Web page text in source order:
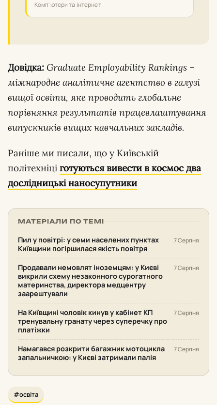
Комп'ютери та інтернет
Довідка: Graduate Employability Rankings –
міжнародне аналітичне агентство в галузі
вищої освіти, яке проводить глобальне
порівняння результатів працевлаштування
випускників вищих навчальних закладів.
Раніше ми писали, що у Київській
політехніці готуються вивести в космос два
дослідницькі наносупутники
МАТЕРІАЛИ ПО ТЕМІ
Пил у повітрі: у семи населених пунктах
Київщини погіршилася якість повітря
7 Серпня
Продавали немовлят іноземцям: у Києві
викрили схему незаконного сурогатного
материнства, директора медцентру
заарештували
7 Серпня
На Київщині чоловік кинув у кабінет КП
тренувальну гранату через суперечку про
платіжки
7 Серпня
Намагався розкрити багажник мотоцикла
запальничкою: у Києві затримали палія
7 Серпня
#освіта